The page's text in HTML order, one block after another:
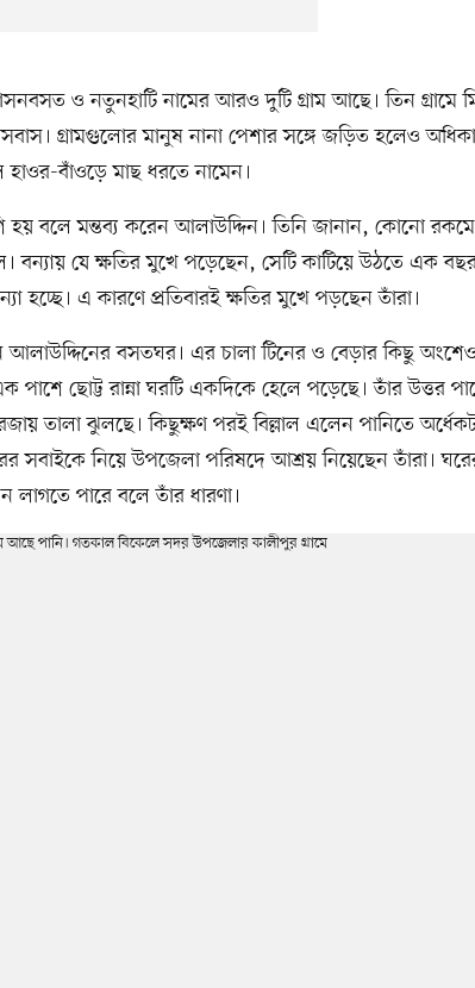
ও নতুনহাটি নামের আরও দুটি গ্রাম আছে। তিন গ্রামে
গ্রামগুলোর মানুষ নানা পেশার সঙ্গে জড়িত হলেও
বাঁওড়ে মাছ ধরতে নামেন।
হয় বলে মন্তব্য করেন আলাউদ্দিন। তিনি জানান, কোনো রকমে
বন্যায় যে ক্ষতির মুখে পড়েছেন, সেটি কাটিয়ে উঠতে এক
হচ্ছে। এ কারণে প্রতিবারই ক্ষতির মুখে পড়ছেন তাঁরা।
আলাউদ্দিনের বসতঘর। এর চালা টিনের ও বেড়ার কিছু
পাশে ছোট্ট রান্না ঘরটি একদিকে হেলে পড়েছে। তাঁর উত্তর
তালা ঝুলছে। কিছুক্ষণ পরই বিল্লাল এলেন পানিতে
সবাইকে নিয়ে উপজেলা পরিষদে আশ্রয় নিয়েছেন তাঁরা।
পারে বলে তাঁর ধারণা।